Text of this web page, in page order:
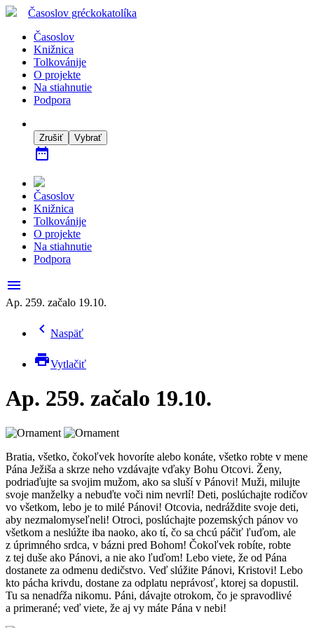
Časoslov gréckokatolíka
Časoslov
Knižnica
Tolkovánije
O projekte
Na stiahnutie
Podpora
Zrušiť Vybrať
date_range
Časoslov
Knižnica
Tolkovánije
O projekte
Na stiahnutie
Podpora
menu
Ap. 259. začalo 19.10.
chevron_left Naspäť
printVytlačiť
Ap. 259. začalo 19.10.
Bratia, všetko, čokoľvek hovoríte alebo konáte, všetko robte v mene
Pána Ježiša a skrze neho vzdávajte vďaky Bohu Otcovi. Ženy,
podriaďujte sa svojim mužom, ako sa sluší v Pánovi! Muži, milujte
svoje manželky a nebuďte voči nim nevrlí! Deti, poslúchajte rodičov
vo všetkom, lebo je to milé Pánovi! Otcovia, nedráždite svoje deti,
aby nezmalomyseľneli! Otroci, poslúchajte pozemských pánov vo
všetkom a neslúžte iba naoko, ako tí, čo sa chcú páčiť ľuďom, ale
z úprimného srdca, v bázni pred Bohom! Čokoľvek robíte, robte
z tej duše ako Pánovi, a nie ako ľuďom! Lebo viete, že od Pána
dostanete za odmenu dedičstvo. Veď slúžite Pánovi, Kristovi! Lebo
kto pácha krivdu, dostane za odplatu neprávosť, ktorej sa dopustil.
Tu sa nenadŕža nikomu. Páni, dávajte otrokom, čo je spravodlivé
a primerané; veď viete, že aj vy máte Pána v nebi!